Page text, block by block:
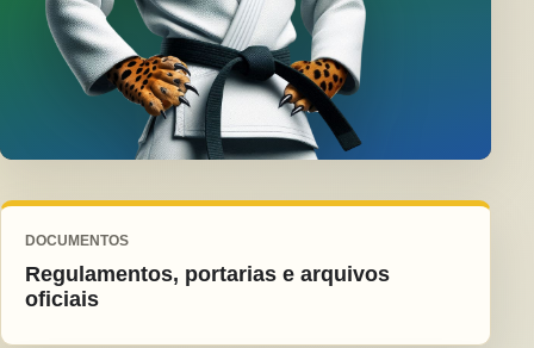
DOCUMENTOS
Regulamentos, portarias e arquivos
oficiais